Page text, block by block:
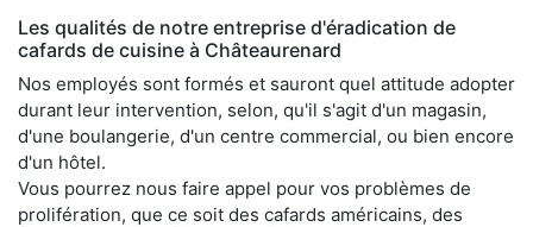
Les qualités de notre entreprise d'éradication de
cafards de cuisine à Châteaurenard
Nos employés sont formés et sauront quel attitude adopter
durant leur intervention, selon, qu'il s'agit d'un magasin,
d'une boulangerie, d'un centre commercial, ou bien encore
d'un hôtel.
Vous pourrez nous faire appel pour vos problèmes de
prolifération, que ce soit des cafards américains, des